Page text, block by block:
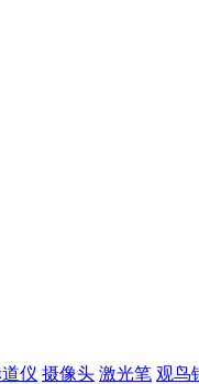
仪 摄像头 激光笔 观鸟